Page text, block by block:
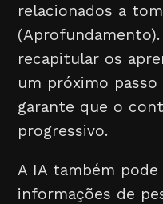
relacionados a
recapitular os
um próximo passo
garante que o
progressivo.
A IA também
informações de